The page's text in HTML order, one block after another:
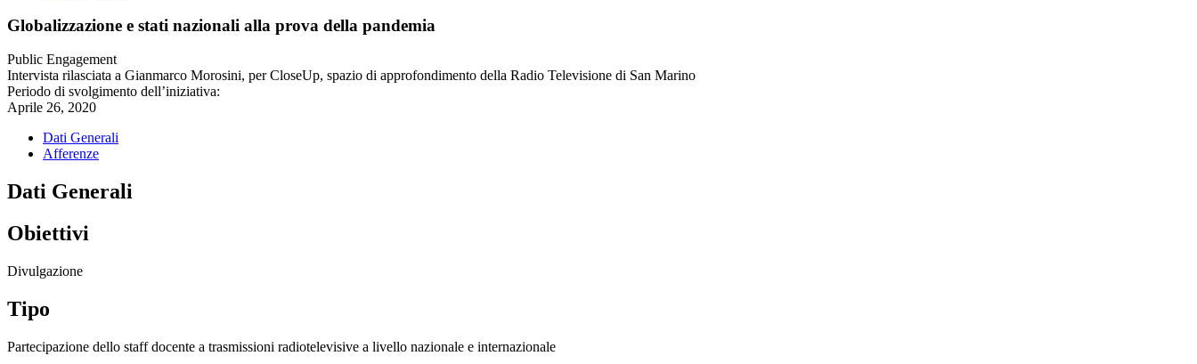
Globalizzazione e stati nazionali alla prova della pandemia
Public Engagement
Intervista rilasciata a Gianmarco Morosini, per CloseUp, spazio di approfondimento della Radio Televisione di San Marino
Periodo di svolgimento dell’iniziativa:
Aprile 26, 2020
Dati Generali
Afferenze
Dati Generali
Obiettivi
Divulgazione
Tipo
Partecipazione dello staff docente a trasmissioni radiotelevisive a livello nazionale e internazionale